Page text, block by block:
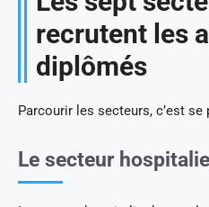
recrutent les
diplômés
Parcourir les secteurs, c’est se
Le secteur